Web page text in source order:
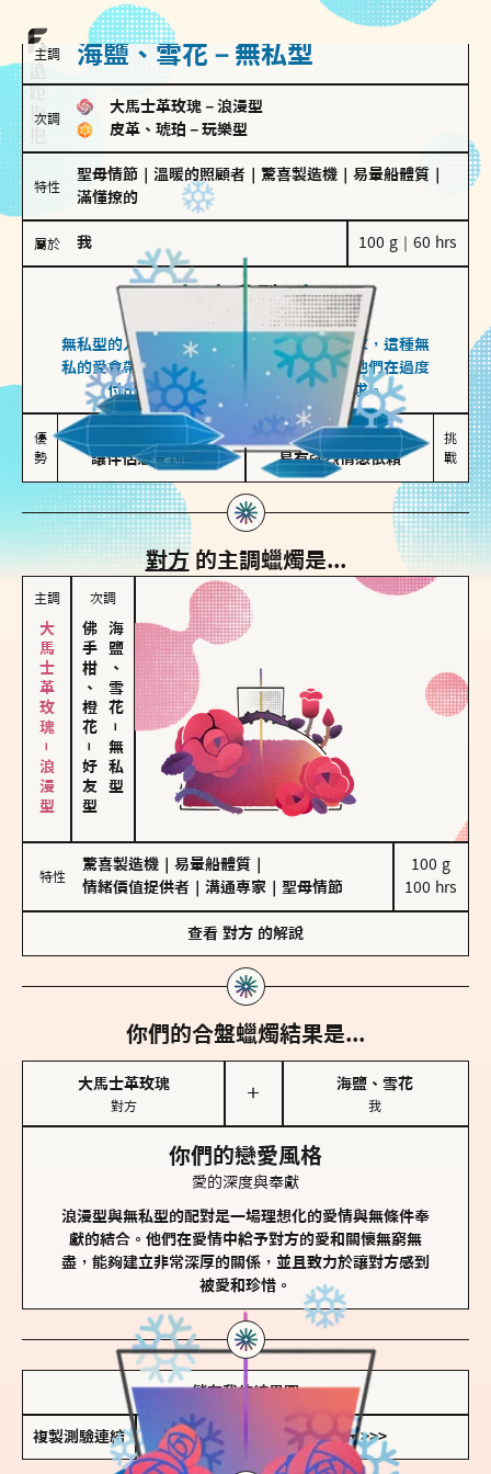
主調 海鹽、雪花－無私型
次調
大馬士革玫瑰 － 浪漫型
皮革、琥珀 － 玩樂型
特性
聖母情節 溫暖的照顧者 驚喜製造機 易暈船體質
滿懂撩的
屬於 我 100 g｜60 hrs
無私型
海鹽、雪花
無私型的人傾向用心呵護、滿足另一半的需求，這種無
私的愛會帶來緊密的關係連結，但也可能讓他們在過度
付出中迷失自我，忽略自己真正的需求。
優
勢
讓伴侶感受到關懷
較難設立界線
易有強烈情感依賴
挑
戰
對方的主調蠟燭是...
主調
大馬士革玫瑰－浪漫型
次調
佛手柑、橙花
－
好友型
海鹽、雪花
－
無私型
特性
驚喜製造機 易暈船體質
情緒價值提供者
溝通專家 聖母情節
100 g
100 hrs
查看 對方 的解說
你們的合盤蠟燭結果是...
大馬士革玫瑰
對方
＋
海鹽、雪花
我
你們的戀愛風格
愛的深度與奉獻
浪漫型與無私型的配對是一場理想化的愛情與無條件奉
獻的結合。他們在愛情中給予對方的愛和關懷無窮無
盡，能夠建立非常深厚的關係，並且致力於讓對方感到
被愛和珍惜。
儲存我的結果圖
複製測驗連結 查看香氛類型全解析 >>>